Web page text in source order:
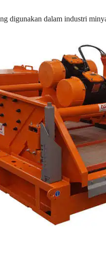
digunakan dalam industri